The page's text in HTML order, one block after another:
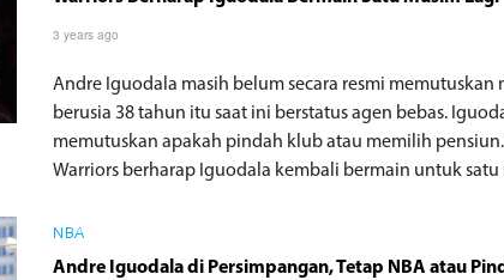
3 years ago
Andre Iguodala masih belum secara resmi memutuskan
berusia 38 tahun itu saat ini berstatus agen bebas.
memutuskan apakah pindah klub atau memilih
Warriors berharap Iguodala kembali bermain untuk satu
NBA
Andre Iguodala di Persimpangan, Tetap NBA atau